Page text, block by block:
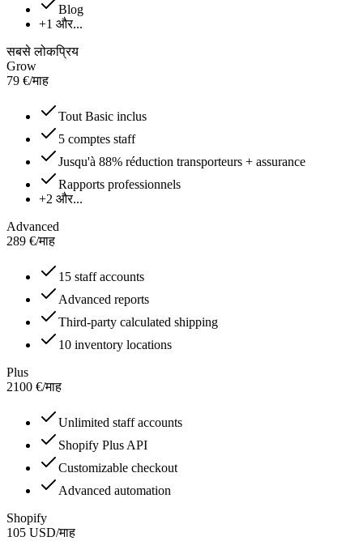
Blog
+1 और...
सबसे लोकप्रिय
Grow
79 €/माह
Tout Basic inclus
5 comptes staff
Jusqu'à 88% réduction transporteurs + assurance
Rapports professionnels
+2 और...
Advanced
289 €/माह
15 staff accounts
Advanced reports
Third-party calculated shipping
10 inventory locations
Plus
2100 €/माह
Unlimited staff accounts
Shopify Plus API
Customizable checkout
Advanced automation
Shopify
105 USD/माह